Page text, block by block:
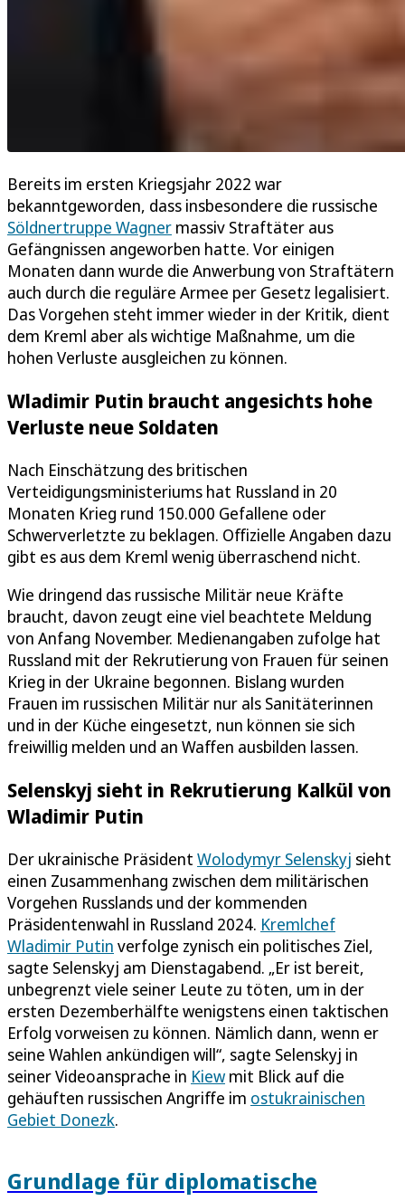
Bereits im ersten Kriegsjahr 2022 war
bekanntgeworden, dass insbesondere die russische
Söldnertruppe Wagner massiv Straftäter aus
Gefängnissen angeworben hatte. Vor einigen
Monaten dann wurde die Anwerbung von Straftätern
auch durch die reguläre Armee per Gesetz legalisiert.
Das Vorgehen steht immer wieder in der Kritik, dient
dem Kreml aber als wichtige Maßnahme, um die
hohen Verluste ausgleichen zu können.
Wladimir Putin braucht angesichts hohe
Verluste neue Soldaten
Nach Einschätzung des britischen
Verteidigungsministeriums hat Russland in 20
Monaten Krieg rund 150.000 Gefallene oder
Schwerverletzte zu beklagen. Offizielle Angaben dazu
gibt es aus dem Kreml wenig überraschend nicht.
Wie dringend das russische Militär neue Kräfte
braucht, davon zeugt eine viel beachtete Meldung
von Anfang November. Medienangaben zufolge hat
Russland mit der Rekrutierung von Frauen für seinen
Krieg in der Ukraine begonnen. Bislang wurden
Frauen im russischen Militär nur als Sanitäterinnen
und in der Küche eingesetzt, nun können sie sich
freiwillig melden und an Waffen ausbilden lassen.
Selenskyj sieht in Rekrutierung Kalkül von
Wladimir Putin
Der ukrainische Präsident Wolodymyr Selenskyj sieht
einen Zusammenhang zwischen dem militärischen
Vorgehen Russlands und der kommenden
Präsidentenwahl in Russland 2024. Kremlchef
Wladimir Putin verfolge zynisch ein politisches Ziel,
sagte Selenskyj am Dienstagabend. „Er ist bereit,
unbegrenzt viele seiner Leute zu töten, um in der
ersten Dezemberhälfte wenigstens einen taktischen
Erfolg vorweisen zu können. Nämlich dann, wenn er
seine Wahlen ankündigen will“, sagte Selenskyj in
seiner Videoansprache in Kiew mit Blick auf die
gehäuften russischen Angriffe im ostukrainischen
Gebiet Donezk.
Grundlage für diplomatische